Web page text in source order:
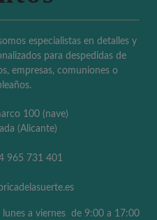
especialistas en detalles y
para despedidas de
empresas, comuniones o
100 (nave)
(Alicante)
965 731 401
lunes a viernes de 9:00 a 17:00